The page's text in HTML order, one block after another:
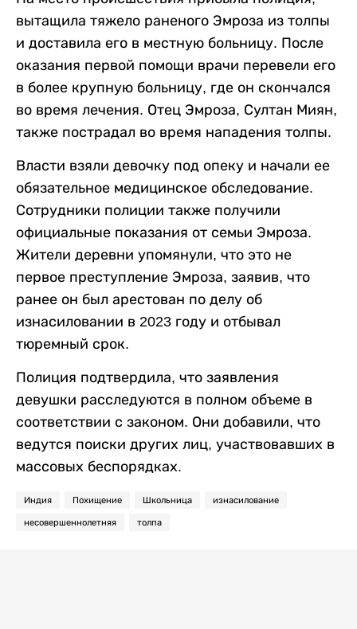
вытащила тяжело раненого Эмроза из толпы
и доставила его в местную больницу. После
оказания первой помощи врачи перевели его
в более крупную больницу, где он скончался
во время лечения. Отец Эмроза, Султан Миян,
также пострадал во время нападения толпы.
Власти взяли девочку под опеку и начали ее
обязательное медицинское обследование.
Сотрудники полиции также получили
официальные показания от семьи Эмроза.
Жители деревни упомянули, что это не
первое преступление Эмроза, заявив, что
ранее он был арестован по делу об
изнасиловании в 2023 году и отбывал
тюремный срок.
Полиция подтвердила, что заявления
девушки расследуются в полном объеме в
соответствии с законом. Они добавили, что
ведутся поиски других лиц, участвовавших в
массовых беспорядках.
Индия Похищение Школьница изнасилование
несовершеннолетняя толпа